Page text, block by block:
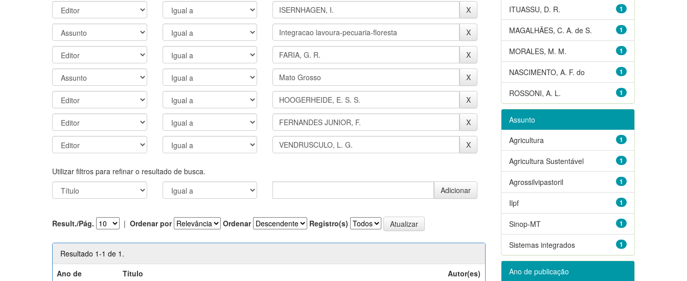
Utilizar filtros para refinar o resultado de busca.
Result./Pág. | Ordenar por Ordenar Registro(s)
Resultado 1-1 de 1.
Ano de
Título Autor(es)
1
ITUASSU, D. R.
1
MAGALHÃES, C. A. de S.
1
MORALES, M. M.
1
NASCIMENTO, A. F. do
1
ROSSONI, A. L.
Assunto
1
Agricultura
1
Agricultura Sustentável
1
Agrossilvipastoril
1
Ilpf
1
Sinop-MT
1
Sistemas integrados
Ano de publicação